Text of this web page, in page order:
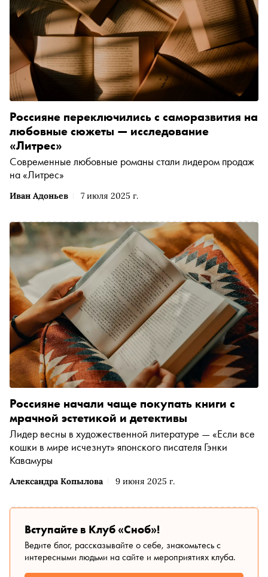
Иван Адоньев 7 июля 2025 г.
Россияне переключились с саморазвития на
любовные сюжеты — исследование
«Литрес»
Современные любовные романы стали лидером продаж
на «Литрес»
Александра Копылова 9 июня 2025 г.
Россияне начали чаще покупать книги с
мрачной эстетикой и детективы
Лидер весны в художественной литературе — «Если все
кошки в мире исчезнут» японского писателя Гэнки
Кавамуры
Вступайте в Клуб «Сноб»!
Ведите блог, рассказывайте о себе, знакомьтесь с
интересными людьми на сайте и мероприятиях клуба.